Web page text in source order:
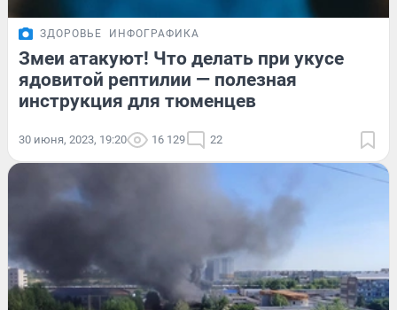
ЗДОРОВЬЕ ИНФОГРАФИКА
Змеи атакуют! Что делать при укусе
ядовитой рептилии — полезная
инструкция для тюменцев
30 июня, 2023, 19:20 16 129 22